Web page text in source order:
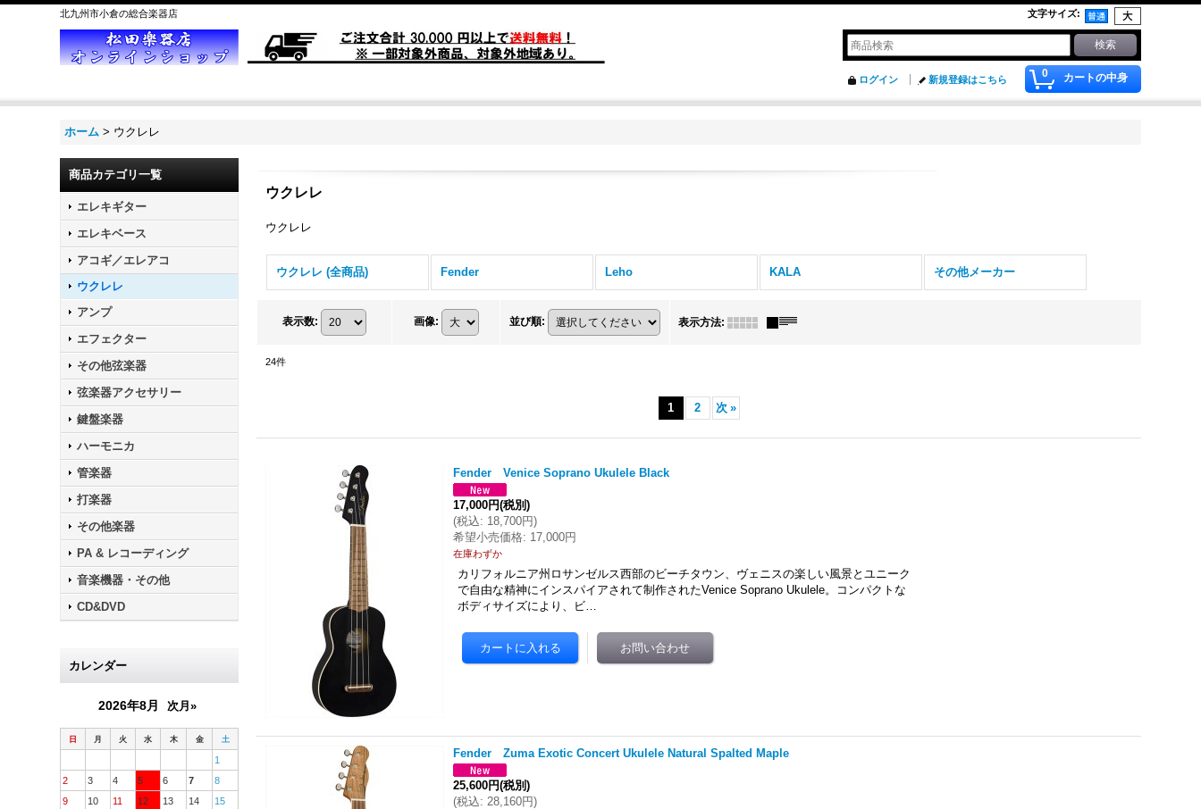
北九州市小倉の総合楽器店 文字サイズ:
0 カートの中身
ログイン 新規登録はこちら
ホーム > ウクレレ
商品カテゴリ一覧
エレキギター
エレキベース
アコギ／エレアコ
ウクレレ
アンプ
エフェクター
その他弦楽器
弦楽器アクセサリー
鍵盤楽器
ハーモニカ
管楽器
打楽器
その他楽器
PA & レコーディング
音楽機器・その他
CD&DVD
カレンダー
2026年8月 次月»
日 月 火 水 木 金 土
1
2
3 4 5 6 7
8
9
10 11 12 13 14
15
ウクレレ
ウクレレ
ウクレレ (全商品) Fender Leho KALA その他メーカー
表示数: 画像: 並び順: 表示方法:
24件
1 2 次 »
Fender Venice Soprano Ukulele Black
17,000円(税別)
(税込: 18,700円)
希望小売価格: 17,000円
在庫わずか
カリフォルニア州ロサンゼルス西部のビーチタウン、ヴェニスの楽しい風景とユニーク
で自由な精神にインスパイアされて制作されたVenice Soprano Ukulele。コンパクトな
ボディサイズにより、ビ…
Fender Zuma Exotic Concert Ukulele Natural Spalted Maple
25,600円(税別)
(税込: 28,160円)